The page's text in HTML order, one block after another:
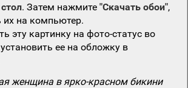
. Затем нажмите "Скачать обои",
их на компьютер.
эту картинку на фото-статус во
ее на обложку в
женщина в ярко-красном бикини